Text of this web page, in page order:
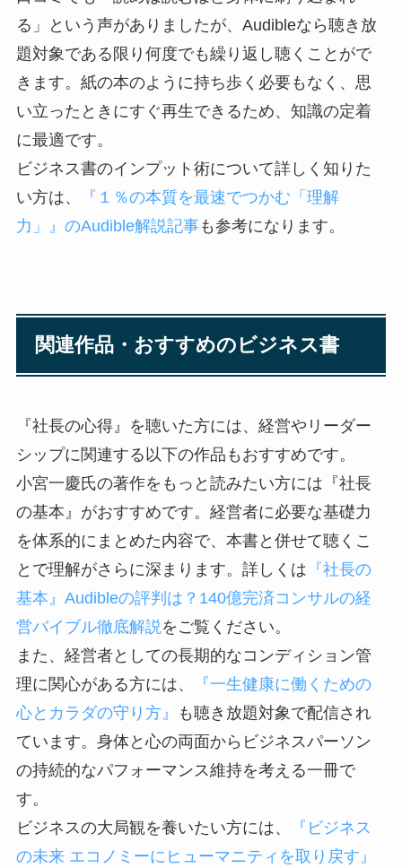
る」という声がありましたが、Audibleなら聴き放
題対象である限り何度でも繰り返し聴くことがで
きます。紙の本のように持ち歩く必要もなく、思
い立ったときにすぐ再生できるため、知識の定着
に最適です。
ビジネス書のインプット術について詳しく知りた
い方は、
『１％の本質を最速でつかむ「理解
力」』のAudible解説記事も参考になります。
関連作品・おすすめのビジネス書
『社長の心得』を聴いた方には、経営やリーダー
シップに関連する以下の作品もおすすめです。
小宮一慶氏の著作をもっと読みたい方には『社長
の基本』がおすすめです。経営者に必要な基礎力
を体系的にまとめた内容で、本書と併せて聴くこ
とで理解がさらに深まります。詳しくは 『社長の
基本』Audibleの評判は？140億完済コンサルの経
営バイブル徹底解説 をご覧ください。
また、経営者としての長期的なコンディション管
理に関心がある方には、
『一生健康に働くための
心とカラダの守り方』
も聴き放題対象で配信され
ています。身体と心の両面からビジネスパーソン
の持続的なパフォーマンス維持を考える一冊で
す。
ビジネスの大局観を養いたい方には、
『ビジネス
の未来 エコノミーにヒューマニティを取り戻す』